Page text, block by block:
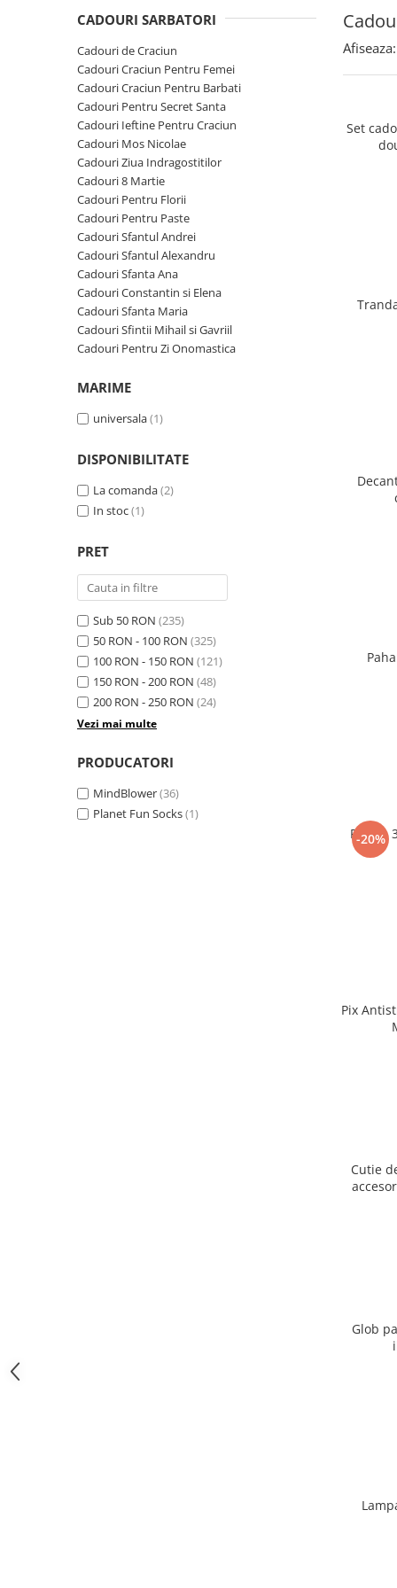
Cadouri Fete
Cadouri Haioase
Cadouri de Casa Noua
Cadouri Majorat
Cadouri pentru Nasi
Cadouri pentru Bunici
Cadouri pentru Prieteni
Cadouri pentru Sefi
Cel ce are tot
Cadouri Nunta si Cununie civila
Cani si Termosuri
Jocuri si Puzzle
Produse pentru Calatorie
Seturi de caligrafie
Cadouri Sfantul Alexandru
Cadouri Sfanta Ana
Cadouri Constantin si Elena
Cadouri Sfanta Maria
Cadouri Sfintii Mihail si Gavriil
CADOURI SARBATORI
Cadouri de Craciun
Cadouri Craciun Pentru Femei
Cadouri Craciun Pentru Barbati
Cadouri Pentru Secret Santa
Cadouri Ieftine Pentru Craciun
Cadouri Mos Nicolae
Cadouri Ziua Indragostitilor
Cadouri 8 Martie
Cadouri Pentru Florii
Cadouri Pentru Paste
Cadouri Sfantul Andrei
Cadouri Sfantul Alexandru
Cadouri Sfanta Ana
Cadouri Constantin si Elena
Cadouri Sfanta Maria
Cadouri Sfintii Mihail si Gavriil
Cadouri Pentru Zi Onomastica
MARIME
universala(1)
DISPONIBILITATE
La comanda(2)
In stoc(1)
PRET
Sub 50 RON (235)
50 RON - 100 RON (325)
100 RON - 150 RON (121)
150 RON - 200 RON (48)
200 RON - 250 RON (24)
Vezi mai multe
PRODUCATORI
MindBlower(36)
Planet Fun Socks(1)
Afiseaza:
Set
-20%
Puzzle
Pix
Cutie
Glob